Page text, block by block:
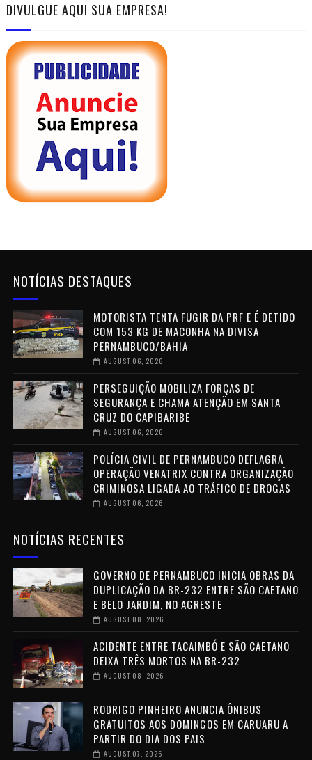
DIVULGUE AQUI SUA EMPRESA!
NOTÍCIAS DESTAQUES
MOTORISTA TENTA FUGIR DA PRF E É DETIDO
COM 153 KG DE MACONHA NA DIVISA
PERNAMBUCO/BAHIA
AUGUST 06, 2026
PERSEGUIÇÃO MOBILIZA FORÇAS DE
SEGURANÇA E CHAMA ATENÇÃO EM SANTA
CRUZ DO CAPIBARIBE
AUGUST 06, 2026
POLÍCIA CIVIL DE PERNAMBUCO DEFLAGRA
OPERAÇÃO VENATRIX CONTRA ORGANIZAÇÃO
CRIMINOSA LIGADA AO TRÁFICO DE DROGAS
AUGUST 06, 2026
NOTÍCIAS RECENTES
GOVERNO DE PERNAMBUCO INICIA OBRAS DA
DUPLICAÇÃO DA BR-232 ENTRE SÃO CAETANO
E BELO JARDIM, NO AGRESTE
AUGUST 08, 2026
ACIDENTE ENTRE TACAIMBÓ E SÃO CAETANO
DEIXA TRÊS MORTOS NA BR-232
AUGUST 08, 2026
RODRIGO PINHEIRO ANUNCIA ÔNIBUS
GRATUITOS AOS DOMINGOS EM CARUARU A
PARTIR DO DIA DOS PAIS
AUGUST 07, 2026